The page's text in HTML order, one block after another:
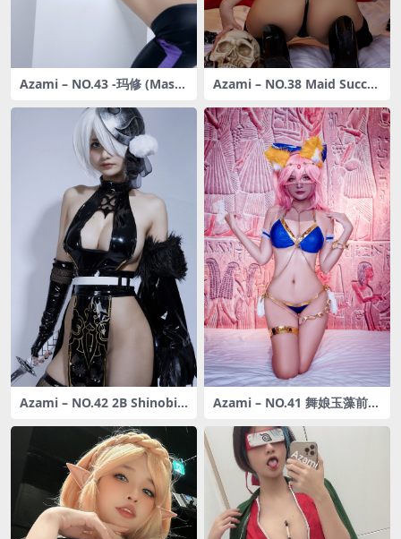
Azami – NO.43 -玛修 (Mash
Azami – NO.38 Maid Succu
Azami – NO.42 2B Shinobi
Azami – NO.41 舞娘玉藻前